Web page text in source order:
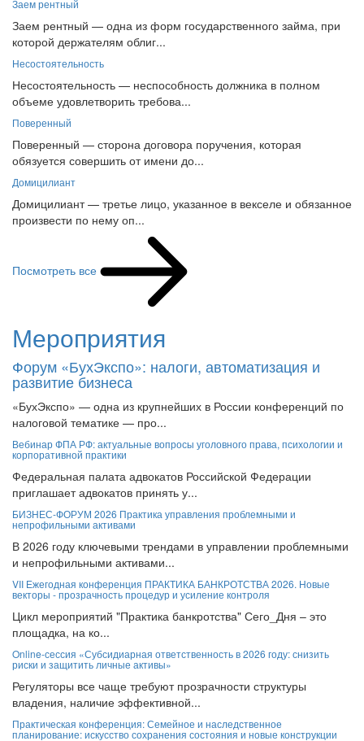
Заем рентный — одна из форм государственного займа, при
которой держателям облиг...
Несостоятельность
Несостоятельность — неспособность должника в полном
объеме удовлетворить требова...
Поверенный
Поверенный — сторона договора поручения, которая
обязуется совершить от имени до...
Домицилиант
Домицилиант — третье лицо, указанное в векселе и обязанное
произвести по нему оп...
Мероприятия
Форум «БухЭкспо»: налоги, автоматизация и
развитие бизнеса
«БухЭкспо» — одна из крупнейших в России конференций по
налоговой тематике — про...
Вебинар ФПА РФ: актуальные вопросы уголовного права, психологии и
корпоративной практики
Федеральная палата адвокатов Российской Федерации
приглашает адвокатов принять у...
БИЗНЕС-ФОРУМ 2026 Практика управления проблемными и
непрофильными активами
В 2026 году ключевыми трендами в управлении проблемными
и непрофильными активами...
VII Ежегодная конференция ПРАКТИКА БАНКРОТСТВА 2026. Новые
векторы - прозрачность процедур и усиление контроля
Цикл мероприятий "Практика банкротства" Сего_Дня – это
площадка, на ко...
Online-сессия «Субсидиарная ответственность в 2026 году: снизить
риски и защитить личные активы»
Регуляторы все чаще требуют прозрачности структуры
владения, наличие эффективной...
Практическая конференция: Семейное и наследственное
планирование: искусство сохранения состояния и новые конструкции
наследования